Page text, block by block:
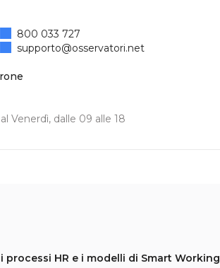
Venerdì, dalle 09 alle 18
800 033 727
supporto@osservatori.net
HR e i modelli di Smart Working